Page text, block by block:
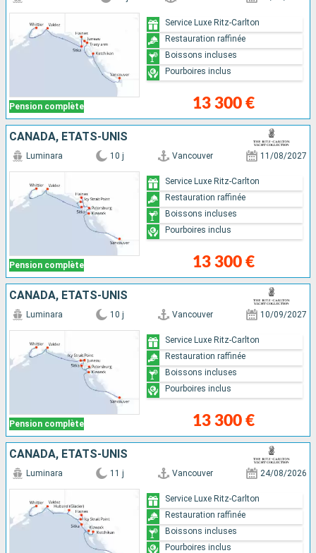
Pension complète 13 300 €
Service Luxe Ritz-Carlton
Restauration raffinée
Boissons incluses
Pourboires inclus
CANADA, ÉTATS-UNIS
Pension complète
Luminara 10 j Vancouver 11/08/2027
13 300 €
Service Luxe Ritz-Carlton
Restauration raffinée
Boissons incluses
Pourboires inclus
CANADA, ÉTATS-UNIS
Pension complète
Luminara 10 j Vancouver 10/09/2027
13 300 €
Service Luxe Ritz-Carlton
Restauration raffinée
Boissons incluses
Pourboires inclus
CANADA, ÉTATS-UNIS
Luminara 11 j Vancouver 24/08/2026
Service Luxe Ritz-Carlton
Restauration raffinée
Boissons incluses
Pourboires inclus